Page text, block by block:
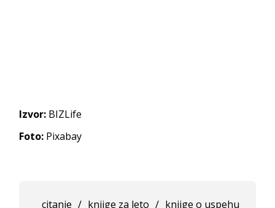
Izvor: BIZLife
Foto: Pixabay
citanje / knjige za leto / knjige o uspehu